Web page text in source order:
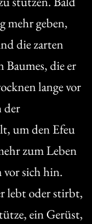
mehr geben,
die zarten
die er
lange vor
der
um den Efeu
zum Leben
vor sich hin.
lebt oder stirbt,
ein Gerüst,